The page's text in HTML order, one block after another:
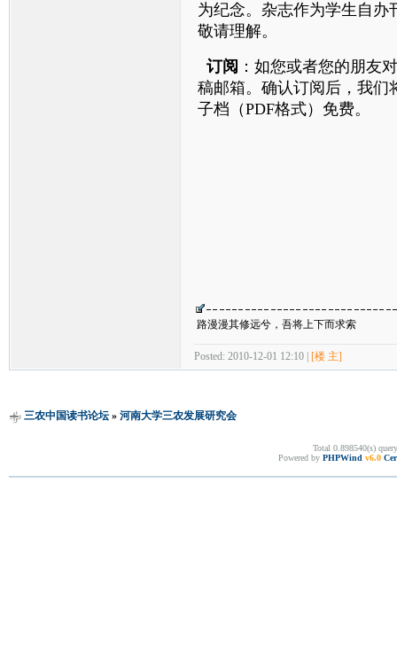
为纪念。杂志作为学生自办
敬请理解。
订阅 ：如您或者您的朋友
稿邮箱。确认订阅后，我们
子档（PDF格式）免费。
路漫漫其修远兮，吾将上下而求索
Posted: 2010-12-01 12:10 | [楼 主]
三农中国读书论坛» 河南大学三农发展研究会
Total 0.898540(s)
Powered by PHPWind v6.0